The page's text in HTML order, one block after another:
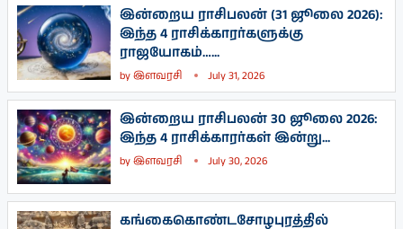
இன்றைய ராசிபலன் (31 ஜூலை 2026):
இந்த 4 ராசிக்காரர்களுக்கு
ராஜயோகம்…...
byஇளவரசி July 31, 2026
இன்றைய ராசிபலன் 30 ஜூலை 2026:
இந்த 4 ராசிக்காரர்கள் இன்று...
byஇளவரசி July 30, 2026
கங்கைகொண்டசோழபுரத்தில்